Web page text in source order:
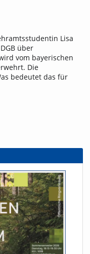
Lisa
über
vom bayerischen
Die
bedeutet das für